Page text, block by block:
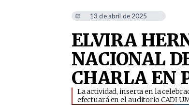
13 de abril de 2025
ELVIRA
NACIONAL
CHARLA EN
La actividad, inserta en la
efectuará en el auditorio CADI